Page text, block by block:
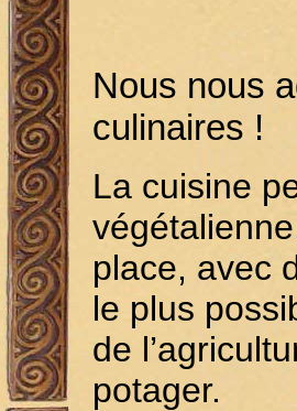
Nous nous
culinaires !
La cuisine
place, avec
le plus
de
potager.